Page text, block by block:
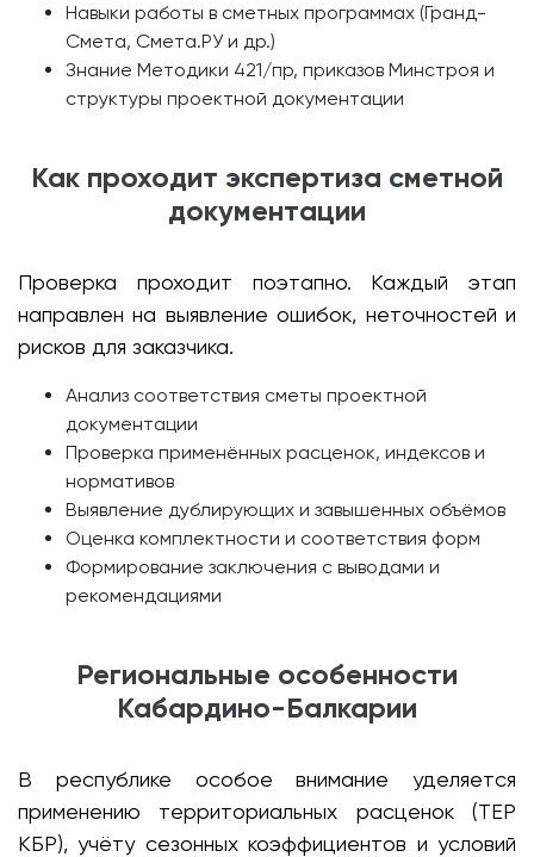
Навыки работы в сметных программах (Гранд-
Смета, Смета.РУ и др.)
Знание Методики 421/пр, приказов Минстроя и
структуры проектной документации
Как проходит экспертиза сметной
документации
Проверка проходит поэтапно. Каждый этап
направлен на выявление ошибок, неточностей и
рисков для заказчика.
Анализ соответствия сметы проектной
документации
Проверка применённых расценок, индексов и
нормативов
Выявление дублирующих и завышенных объёмов
Оценка комплектности и соответствия форм
Формирование заключения с выводами и
рекомендациями
Региональные особенности
Кабардино-Балкарии
В республике особое внимание уделяется
применению территориальных расценок (ТЕР
КБР), учёту сезонных коэффициентов и условий